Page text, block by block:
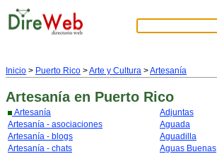
Inicio > Puerto Rico >Arte y Cultura >Artesanía
Artesanía en Puerto Rico
Artesanía
Artesanía - asociaciones
Artesanía - blogs
Artesanía - chats
Adjuntas
Aguada
Aguadilla
Aguas Buenas